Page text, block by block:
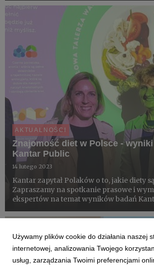
producenci zapraszamy do współpracy
AKTUALNOŚCI
Znajomość diet w Polsce -
Kantar Public
14 lutego 2023
Kantar zapytał Polaków o to, jakie diety
Zapraszamy na spotkanie prasowe i
ekspertów na temat wyników badań
założeń diet najwyżej ocenianych przez
Używamy plików cookie do działania naszej
internetowej, analizowania Twojego
usług, zarządzania Twoimi preferencjami